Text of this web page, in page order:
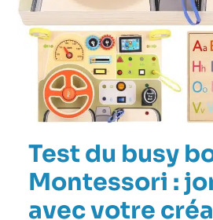
Test du busy
Montessori :
avec votre